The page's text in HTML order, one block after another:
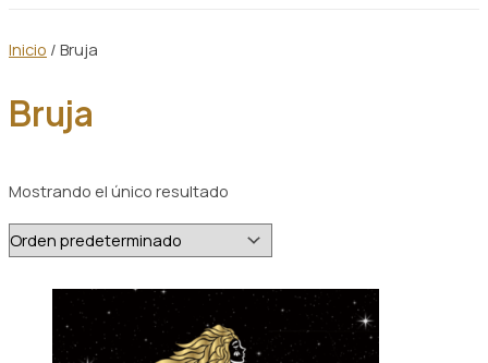
Inicio / Bruja
Bruja
Mostrando el único resultado